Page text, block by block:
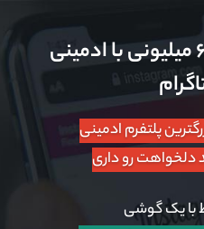
وبینار درآمد ۲۰ تا ۶۰ میلیونی با ادمینی
پلتفرم ادمینی
با یک گوشی